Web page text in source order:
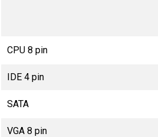
CPU 8 pin
IDE 4 pin
SATA
VGA 8 pin